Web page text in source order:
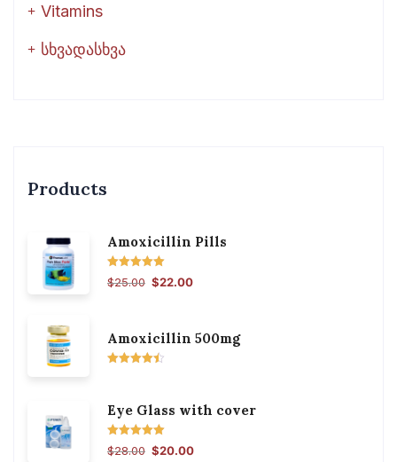
Vitamins
სხვადასხვა
Products
Amoxicillin Pills
შეფასება
5.00, 5-დან
$25.00 $22.00
Amoxicillin 500mg
Eye Glass with cover
შეფასება
5.00, 5-დან
$28.00 $20.00